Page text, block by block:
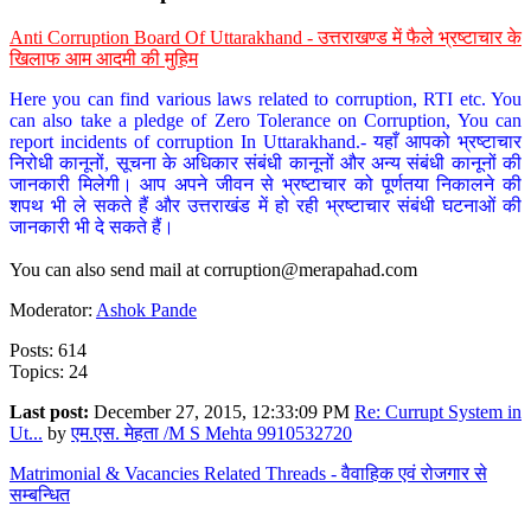
Anti Corruption Board Of Uttarakhand - उत्तराखण्ड में फैले भ्रष्टाचार के
खिलाफ आम आदमी की मुहिम
Here you can find various laws related to corruption, RTI etc. You
can also take a pledge of Zero Tolerance on Corruption, You can
report incidents of corruption In Uttarakhand.- यहाँ आपको भ्रष्टाचार
निरोधी कानूनों, सूचना के अधिकार संबंधी कानूनों और अन्य संबंधी कानूनों की
जानकारी मिलेगी। आप अपने जीवन से भ्रष्टाचार को पूर्णतया निकालने की
शपथ भी ले सकते हैं और उत्तराखंड में हो रही भ्रष्टाचार संबंधी घटनाओं की
जानकारी भी दे सकते हैं।
You can also send mail at corruption@merapahad.com
Moderator: Ashok Pande
Posts: 614
Topics: 24
Last post: December 27, 2015, 12:33:09 PM Re: Currupt System in
Ut... byएम.एस. मेहता /M S Mehta 9910532720
Matrimonial & Vacancies Related Threads - वैवाहिक एवं रोजगार से
सम्बन्धित